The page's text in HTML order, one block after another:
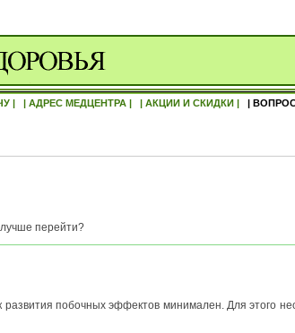
| | АДРЕС МЕДЦЕНТРА | | АКЦИИ И СКИДКИ | |
перейти?
побочных эффектов минимален. Для этого